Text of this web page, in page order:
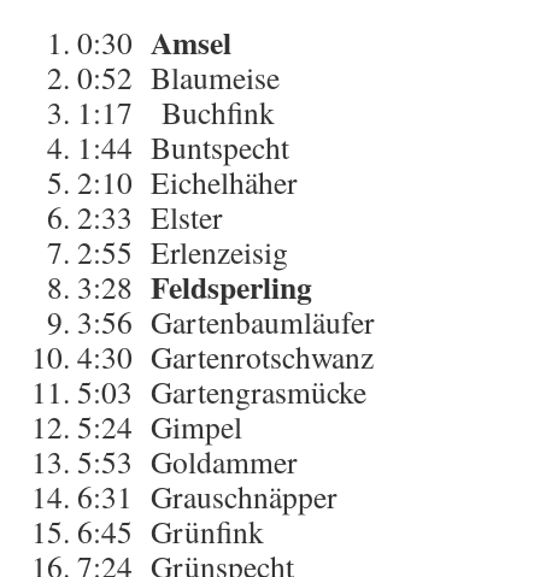
0:30 Amsel
0:52 Blaumeise
1:17 Buchfink
1:44 Buntspecht
2:10 Eichelhäher
2:33 Elster
2:55 Erlenzeisig
3:28 Feldsperling
3:56 Gartenbaumläufer
4:30 Gartenrotschwanz
5:03 Gartengrasmücke
5:24 Gimpel
5:53 Goldammer
6:31 Grauschnäpper
6:45 Grünfink
7:24 Grünspecht